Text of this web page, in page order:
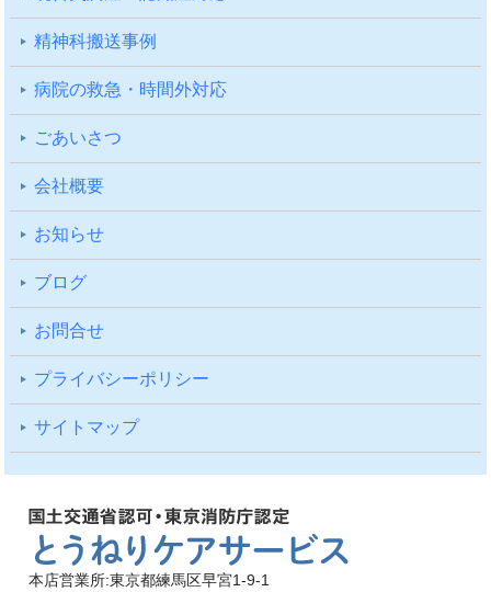
精神科搬送事例
病院の救急・時間外対応
ごあいさつ
会社概要
お知らせ
ブログ
お問合せ
プライバシーポリシー
サイトマップ
本店営業所:東京都練馬区早宮1-9-1